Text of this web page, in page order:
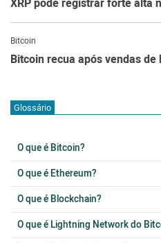
XRP pode registrar forte alta
Bitcoin
Bitcoin recua após vendas
Glossário
O que é Bitcoin?
O que é Ethereum?
O que é Blockchain?
O que é Lightning Network do